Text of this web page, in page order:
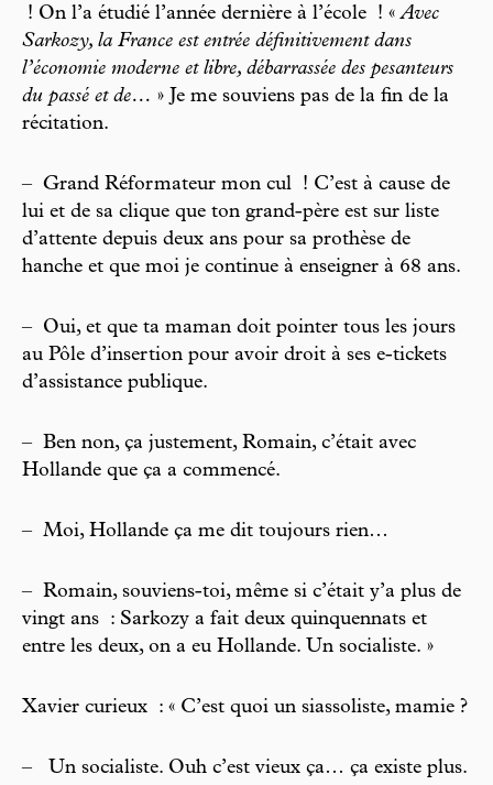
! On l’a étudié l’année dernière à l’école ! «Avec
Sarkozy, la France est entrée définitivement dans
l’économie moderne et libre, débarrassée des pesanteurs
du passé et de… » Je me souviens pas de la fin de la
récitation.
– Grand Réformateur mon cul ! C’est à cause de
lui et de sa clique que ton grand-père est sur liste
d’attente depuis deux ans pour sa prothèse de
hanche et que moi je continue à enseigner à 68 ans.
–
Oui, et que ta maman doit pointer tous les jours
au Pôle d’insertion pour avoir droit à ses e-tickets
d’assistance publique.
– Ben non, ça justement, Romain, c’était avec
Hollande que ça a commencé.
– Moi, Hollande ça me dit toujours rien…
– Romain, souviens-toi, même si c’était y’a plus de
vingt ans : Sarkozy a fait deux quinquennats et
entre les deux, on a eu Hollande. Un socialiste. »
Xavier curieux : « C’est quoi un siassoliste, mamie ?
–
Un socialiste. Ouh c’est vieux ça… ça existe plus.